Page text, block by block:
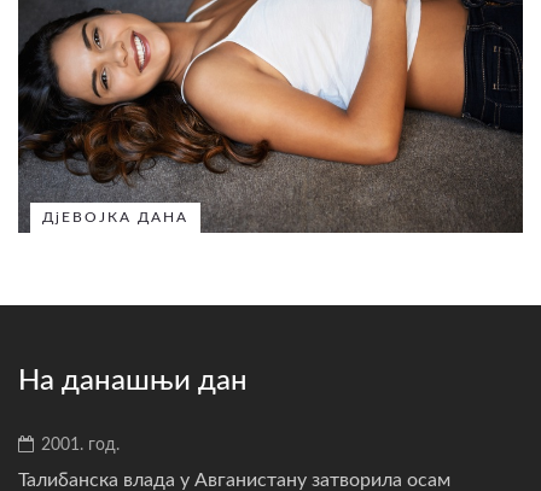
ДјЕВОЈКА ДАНА
На данашњи дан
2001. год.
Талибанска влада у Авганистану затворила осам